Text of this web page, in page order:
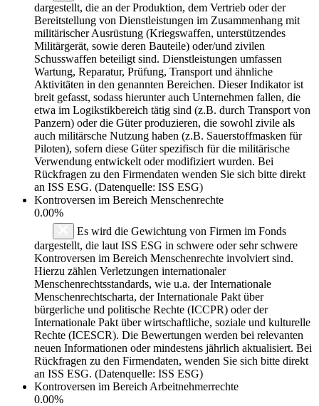
dargestellt, die an der Produktion, dem Vertrieb oder der
Bereitstellung von Dienstleistungen im Zusammenhang mit
militärischer Ausrüstung (Kriegswaffen, unterstützendes
Militärgerät, sowie deren Bauteile) oder/und zivilen
Schusswaffen beteiligt sind. Dienstleistungen umfassen
Wartung, Reparatur, Prüfung, Transport und ähnliche
Aktivitäten in den genannten Bereichen. Dieser Indikator ist
breit gefasst, sodass hierunter auch Unternehmen fallen, die
etwa im Logikstikbereich tätig sind (z.B. durch Transport von
Panzern) oder die Güter produzieren, die sowohl zivile als
auch militärsche Nutzung haben (z.B. Sauerstoffmasken für
Piloten), sofern diese Güter spezifisch für die militärische
Verwendung entwickelt oder modifiziert wurden. Bei
Rückfragen zu den Firmendaten wenden Sie sich bitte direkt
an ISS ESG. (Datenquelle: ISS ESG)
Kontroversen im Bereich Menschenrechte
0.00%
Es wird die Gewichtung von Firmen im Fonds
dargestellt, die laut ISS ESG in schwere oder sehr schwere
Kontroversen im Bereich Menschenrechte involviert sind.
Hierzu zählen Verletzungen internationaler
Menschenrechtsstandards, wie u.a. der Internationale
Menschenrechtscharta, der Internationale Pakt über
bürgerliche und politische Rechte (ICCPR) oder der
Internationale Pakt über wirtschaftliche, soziale und kulturelle
Rechte (ICESCR). Die Bewertungen werden bei relevanten
neuen Informationen oder mindestens jährlich aktualisiert. Bei
Rückfragen zu den Firmendaten, wenden Sie sich bitte direkt
an ISS ESG. (Datenquelle: ISS ESG)
Kontroversen im Bereich Arbeitnehmerrechte
0.00%